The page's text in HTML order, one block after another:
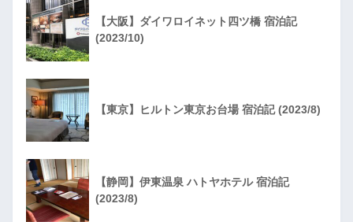
【大阪】ダイワロイネット四ツ橋 宿泊記
(2023/10)
【東京】ヒルトン東京お台場 宿泊記 (2023/8)
【静岡】伊東温泉 ハトヤホテル 宿泊記
(2023/8)